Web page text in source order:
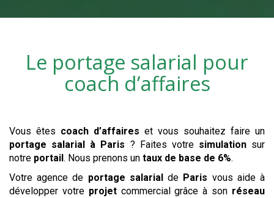
Le portage salarial pour
coach d’affaires
Vous êtes coach d’affaires et vous souhaitez faire un
portage salarial à Paris ? Faites votre simulation sur
notre portail . Nous prenons un taux de base de 6%.
Votre agence de portage salarial de Paris vous aide à
développer votre projet commercial grâce à son réseau